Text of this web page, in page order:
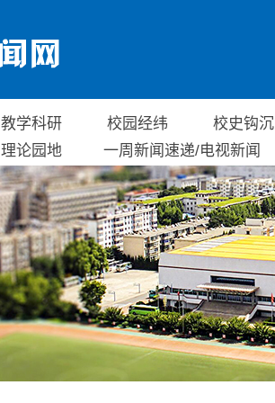
教学科研 校园经纬 校史钩沉
理论园地 一周新闻速递/电视新闻